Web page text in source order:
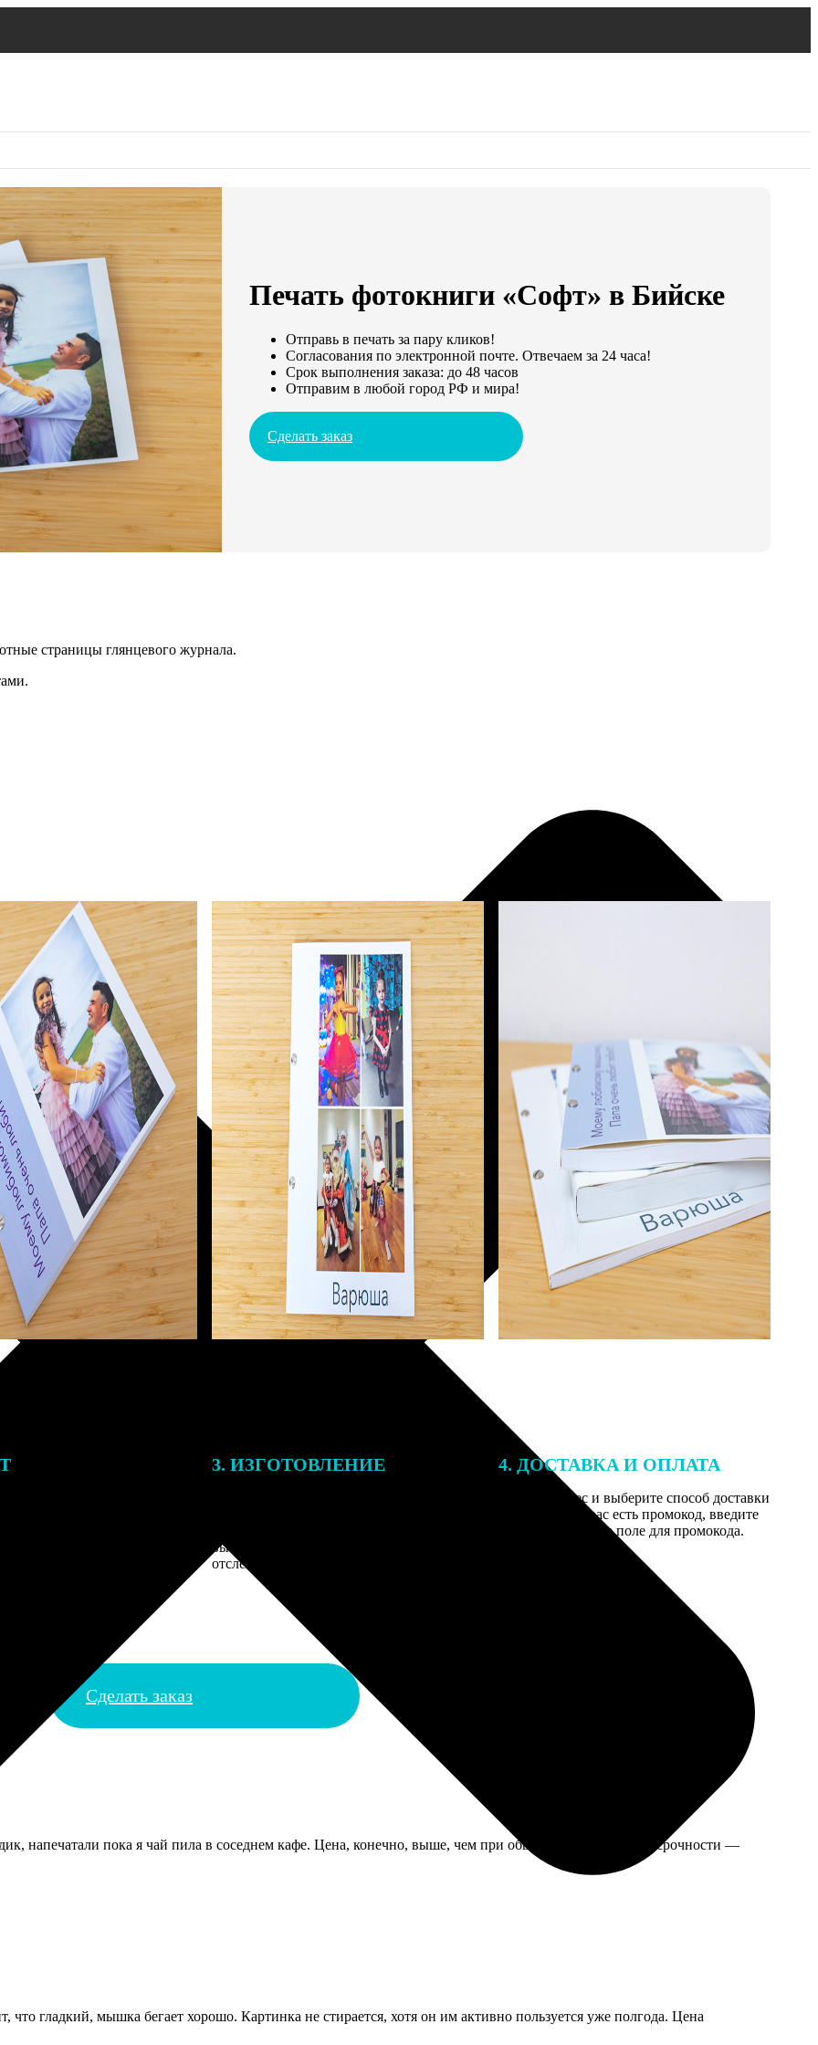
Печать фотокниги «Софт» в Бийске
Отправь в печать за пару кликов!
Согласования по электронной почте. Отвечаем за 24 часа!
Срок выполнения заказа: до 48 часов
Отправим в любой город РФ и мира!
Сделать заказ
страницы глянцевого журнала.
3. ИЗГОТОВЛЕНИЕ
вы получите письмо с трек-номером для
отслеживания.
4. ДОСТАВКА И ОПЛАТА
Введите адрес и выберите способ доставки
заказа. Если у вас есть промокод, введите
его в специальное поле для промокода.
Сделать заказ
напечатали пока я чай пила в соседнем кафе. Цена, конечно, выше, чем при обычном заказе, но для срочности —
гладкий, мышка бегает хорошо. Картинка не стирается, хотя он им активно пользуется уже полгода. Цена